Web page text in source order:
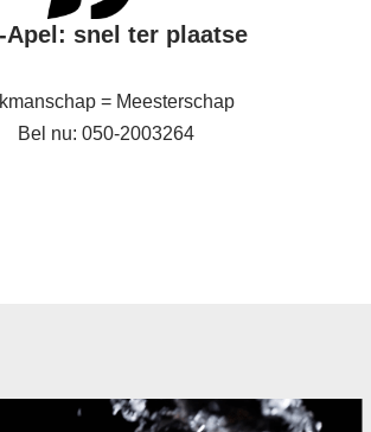
Apel: snel ter plaatse
= Meesterschap
Bel nu: 050-2003264